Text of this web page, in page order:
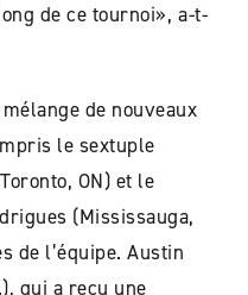
de ce tournoi», a-t-
mélange de nouveaux
le sextuple
ON) et le
(Mississauga,
de l’équipe. Austin
qui a reçu une